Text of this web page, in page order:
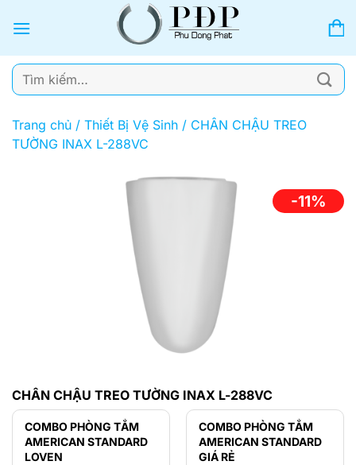
qua
dung
Tìm
kiếm:
Trang chủ / Thiết Bị Vệ Sinh / CHÂN CHẬU TREO
TƯỜNG INAX L-288VC
-11%
CHÂN CHẬU TREO TƯỜNG INAX L-288VC
COMBO PHÒNG TẮM
AMERICAN STANDARD
LOVEN
COMBO PHÒNG TẮM
AMERICAN STANDARD
GIÁ RẺ